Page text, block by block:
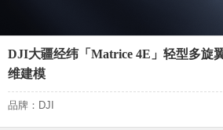
DJI大疆经纬「Matrice 4E」轻型多旋
维建模
品牌：DJI